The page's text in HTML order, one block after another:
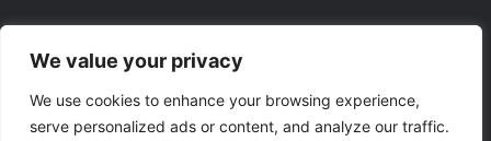
We value your privacy
We use cookies to enhance your browsing experience,
serve personalized ads or content, and analyze our traffic.
Privacy Policy